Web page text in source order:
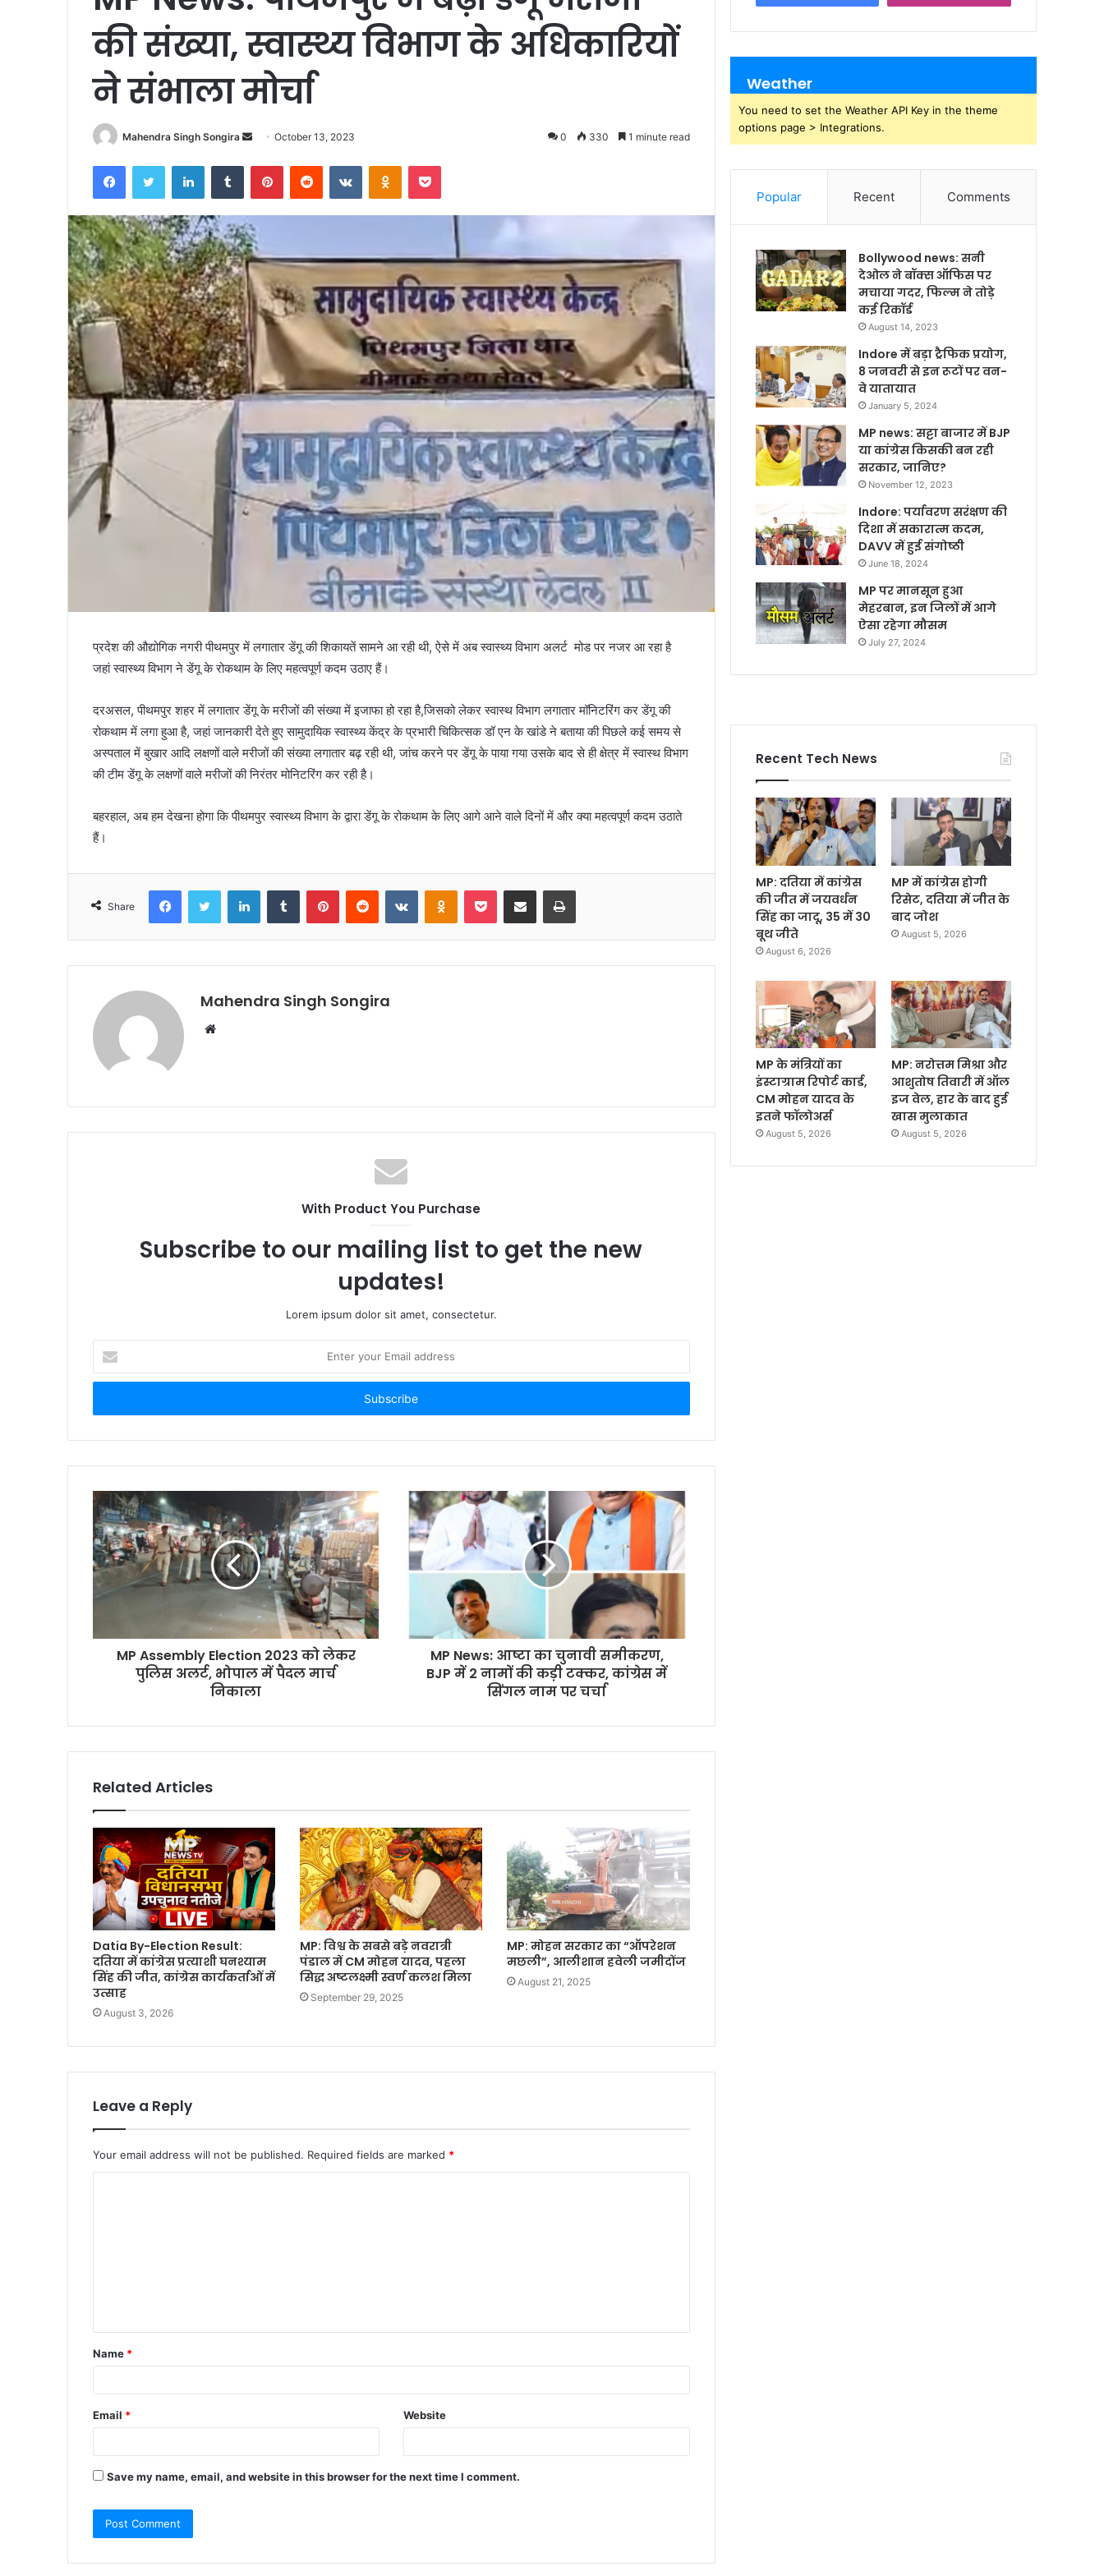
की संख्या, स्वास्थ्य विभाग के अधिकारियों
ने संभाला मोर्चा
Mahendra Singh Songira
Send
email
October 13, 2023 0 330 1 minute read
FacebookTwitter LinkedInTumblr PinterestReddit VKontakteOdnoklassniki
Pocket
प्रदेश की औद्योगिक नगरी पीथमपुर में लगातार डेंगू की शिकायतें सामने आ रही थी, ऐसे में अब स्वास्थ्य विभाग अलर्ट मोड पर नजर आ रहा है
जहां स्वास्थ्य विभाग ने डेंगू के रोकथाम के लिए महत्वपूर्ण कदम उठाए हैं।
दरअसल, पीथमपुर शहर में लगातार डेंगू के मरीजों की संख्या में इजाफा हो रहा है,जिसको लेकर स्वास्थ विभाग लगातार मॉनिटरिंग कर डेंगू की
रोकथाम में लगा हुआ है, जहां जानकारी देते हुए सामुदायिक स्वास्थ्य केंद्र के प्रभारी चिकित्सक डॉ एन के खांडे ने बताया की पिछले कई समय से
अस्पताल में बुखार आदि लक्षणों वाले मरीजों की संख्या लगातार बढ़ रही थी, जांच करने पर डेंगू के पाया गया उसके बाद से ही क्षेत्र में स्वास्थ विभाग
की टीम डेंगू के लक्षणों वाले मरीजों की निरंतर मोनिटरिंग कर रही है।
बहरहाल, अब हम देखना होगा कि पीथमपुर स्वास्थ्य विभाग के द्वारा डेंगू के रोकथाम के लिए आगे आने वाले दिनों में और क्या महत्वपूर्ण कदम उठाते
हैं।
Share
FacebookTwitter LinkedInTumblr PinterestReddit VKontakteOdnoklassniki
Pocket Share via Email Print
Mahendra Singh Songira
Website
With Product You Purchase
Subscribe to our mailing list to get the new
updates!
Lorem ipsum dolor sit amet, consectetur.
your
Email
MP Assembly Election 2023 को लेकर
पुलिस अलर्ट, भोपाल में पैदल मार्च
निकाला
MP News: आष्टा का चुनावी समीकरण,
BJP में 2 नामों की कड़ी टक्कर, कांग्रेस में
सिंगल नाम पर चर्चा
Related Articles
Datia By-Election Result:
दतिया में कांग्रेस प्रत्याशी घनश्याम
सिंह की जीत, कांग्रेस कार्यकर्ताओं में
उत्साह
August 3, 2026
MP: विश्व के सबसे बड़े नवरात्री
पंडाल में CM मोहन यादव, पहला
सिद्ध अष्टलक्ष्मी स्वर्ण कलश मिला
September 29, 2025
MP: मोहन सरकार का “ऑपरेशन
मछली”, आलीशान हवेली जमीदोंज
August 21, 2025
Leave a Reply
Your email address will not be published. Required fields are marked *
t
*
Name *
Email * Website
Save my name, email, and website in this browser for the next time I comment.
Weather
You need to set the Weather API Key in the theme
options page > Integrations.
Popular Recent Comments
Bollywood news: सनी
देओल ने बॉक्स ऑफिस पर
मचाया गदर, फिल्म ने तोड़े
कई रिकॉर्ड
August 14, 2023
Indore में बड़ा ट्रैफिक प्रयोग,
8 जनवरी से इन रूटों पर वन-
वे यातायात
January 5, 2024
MP news: सट्टा बाजार में BJP
या कांग्रेस किसकी बन रही
सरकार, जानिए?
November 12, 2023
Indore: पर्यावरण सरंक्षण की
दिशा में सकारात्म कदम,
DAVV में हुई संगोष्ठी
June 18, 2024
MP पर मानसून हुआ
मेहरबान, इन जिलों में आगे
ऐसा रहेगा मौसम
July 27, 2024
Recent Tech News
MP: दतिया में कांग्रेस
की जीत में जयवर्धन
सिंह का जादू, 35 में 30
बूथ जीते
August 6, 2026
MP में कांग्रेस होगी
रिसेट, दतिया में जीत के
बाद जोश
August 5, 2026
MP के मंत्रियों का
इंस्टाग्राम रिपोर्ट कार्ड,
CM मोहन यादव के
इतने फॉलोअर्स
August 5, 2026
MP: नरोत्तम मिश्रा और
आशुतोष तिवारी में ऑल
इज वेल, हार के बाद हुई
खास मुलाकात
August 5, 2026